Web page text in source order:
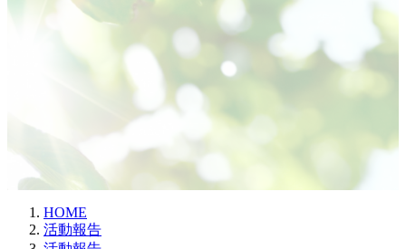
プ
動
HOME
活動報告